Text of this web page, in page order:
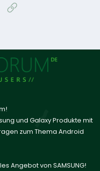
E-Mail
und Galaxy Produkte mit
zum Thema Android
Angebot von SAMSUNG!